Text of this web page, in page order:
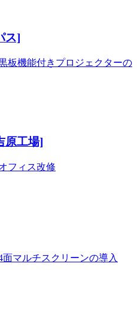
ス]
板機能付きプロジェクターの
原工場]
フィス改修
マルチスクリーンの導入